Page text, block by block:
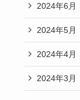
2024年6月
2024年5月
2024年4月
2024年3月